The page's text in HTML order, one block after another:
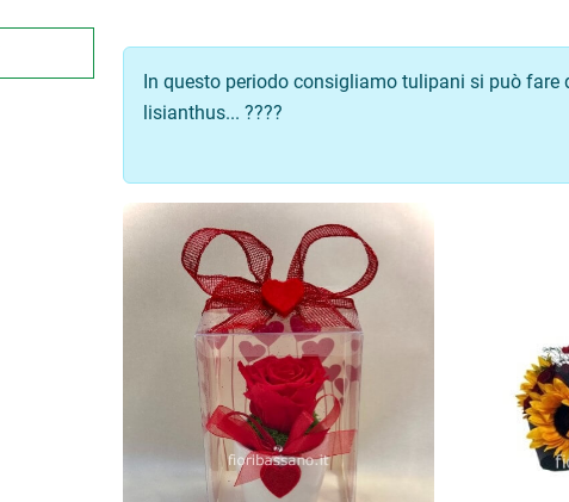
In questo periodo consigliamo tulipani si può
lisianthus... ????